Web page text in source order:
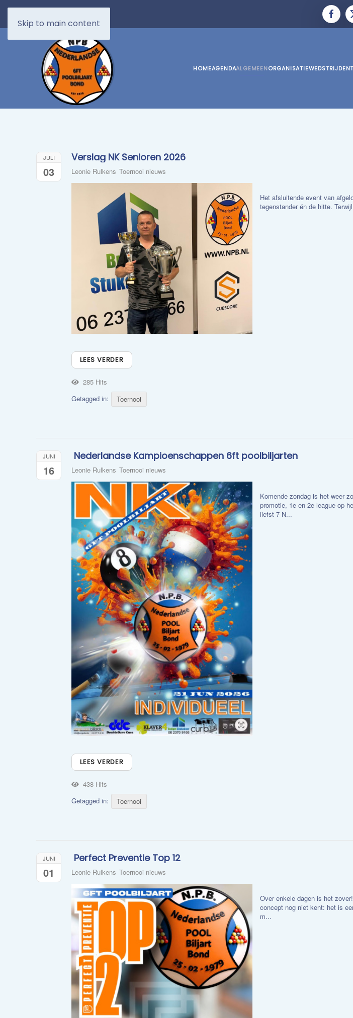
Skip to main content
HOMEAGENDAALGEMEENORGANISATIEWEDSTRIJDEN
JULI
03
​Verslag NK Senioren 2026
Leonie Rulkens Toernooi nieuws
Het afsluitende event van
tegenstander én de hitte.
LEES VERDER
285 Hits
Getagged in:
Toernooi
JUNI
16
​ Nederlandse Kampioenschappen 6ft poolbiljarten
Leonie Rulkens Toernooi nieuws
Komende zondag is het weer
promotie, 1e en 2e league op
liefst 7 N...
LEES VERDER
438 Hits
Getagged in:
Toernooi
JUNI
01
​ Perfect Preventie Top 12
Leonie Rulkens Toernooi nieuws
Over enkele dagen is het
concept nog niet kent: het is
m...